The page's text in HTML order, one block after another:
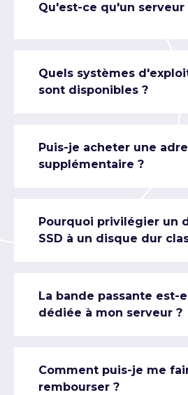
Qu'est-ce qu'un serveur
Quels systèmes
sont disponibles ?
Puis-je acheter une
supplémentaire ?
Pourquoi privilégier un
SSD à un disque dur
La bande passante est-
dédiée à mon serveur ?
Comment puis-je me
rembourser ?